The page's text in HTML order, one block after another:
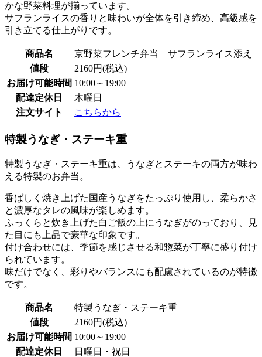
かな野菜料理が揃っています。
サフランライスの香りと味わいが全体を引き締め、高級感を
引き立てる仕上がりです。
商品名
京野菜フレンチ弁当 サフランライス添え
値段
2160円(税込)
お届け可能時間 10:00～19:00
配達定休日
木曜日
注文サイト
こちらから
特製うなぎ・ステーキ重
特製うなぎ・ステーキ重は、うなぎとステーキの両方が味わ
える特製のお弁当。
香ばしく焼き上げた国産うなぎをたっぷり使用し、柔らかさ
と濃厚なタレの風味が楽しめます。
ふっくらと炊き上げた白ご飯の上にうなぎがのっており、見
た目にも上品で豪華な印象です。
付け合わせには、季節を感じさせる和惣菜が丁寧に盛り付け
られています。
味だけでなく、彩りやバランスにも配慮されているのが特徴
です。
商品名
特製うなぎ・ステーキ重
値段
2160円(税込)
お届け可能時間 10:00～19:00
配達定休日
日曜日・祝日